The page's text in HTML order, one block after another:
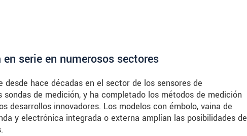
serie en numerosos sectores
desde hace décadas en el sector de los sensores de
de medición, y ha completado los métodos de medición
desarrollos innovadores. Los modelos con émbolo, vaina de
y electrónica integrada o externa amplían las posibilidades de